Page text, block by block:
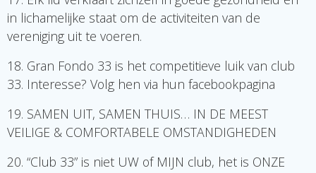
in lichamelijke staat om de activiteiten van de
vereniging uit te voeren.
18. Gran Fondo 33 is het competitieve luik van club
33. Interesse? Volg hen via hun facebookpagina
19. SAMEN UIT, SAMEN THUIS… IN DE MEEST
VEILIGE & COMFORTABELE OMSTANDIGHEDEN
20. “Club 33” is niet UW of MIJN club, het is ONZE